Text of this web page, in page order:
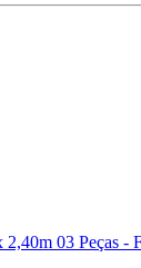
03 Peças -